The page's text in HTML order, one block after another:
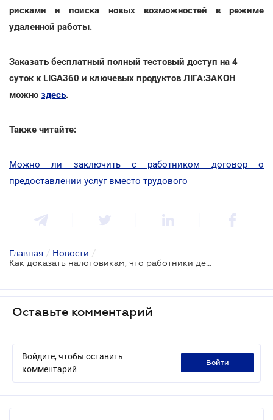
рисками и поиска новых возможностей в режиме
удаленной работы.
Заказать бесплатный полный тестовый доступ на 4
суток к LIGA360 и ключевых продуктов ЛІГА:ЗАКОН
можно здесь.
Также читайте:
Можно ли заключить с работником договор о
предоставлении услуг вместо трудового
Главная / Новости /
Как доказать налоговикам, что работники действовали на основании гражданско-правового договора
Оставьте комментарий
Войдите, чтобы оставить
комментарий
войти